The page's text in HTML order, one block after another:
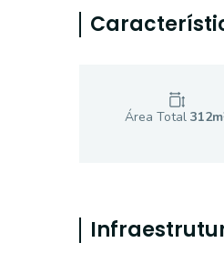
Área Total 312